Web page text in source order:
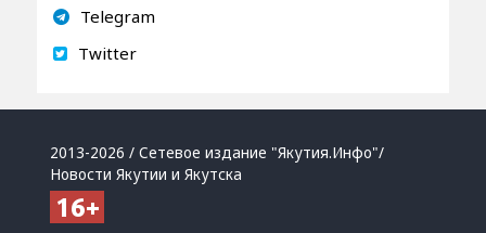
Telegram
Twitter
2013-2026 / Сетевое издание "Якутия.Инфо"/
Новости Якутии и Якутска